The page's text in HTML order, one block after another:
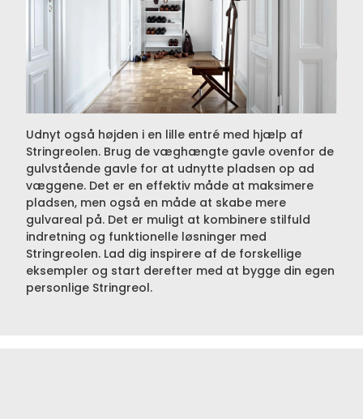
Udnyt også højden i en lille entré med hjælp af
Stringreolen. Brug de væghængte gavle ovenfor de
gulvstående gavle for at udnytte pladsen op ad
væggene. Det er en effektiv måde at maksimere
pladsen, men også en måde at skabe mere
gulvareal på. Det er muligt at kombinere stilfuld
indretning og funktionelle løsninger med
Stringreolen. Lad dig inspirere af de forskellige
eksempler og start derefter med at bygge din egen
personlige Stringreol.